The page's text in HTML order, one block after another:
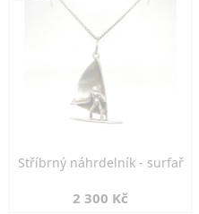
Stříbrný náhrdelník - surfař
2 300 Kč